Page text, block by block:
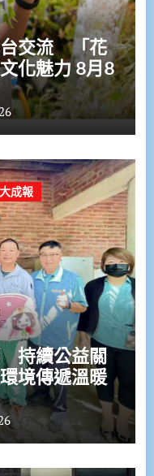
台交流 「花
化魅力 8月8
成報
持續公益關
境傳遞溫暖